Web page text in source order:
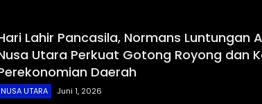
Lahir Pancasila, Normans Luntungan
Utara Perkuat Gotong Royong dan
Daerah
NUSA UTARA Juni 1, 2026